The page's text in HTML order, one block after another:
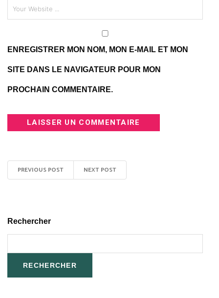
ENREGISTRER MON NOM, MON E-MAIL ET MON
SITE DANS LE NAVIGATEUR POUR MON
PROCHAIN COMMENTAIRE.
PREVIOUS POST NEXT POST
Rechercher
RECHERCHER